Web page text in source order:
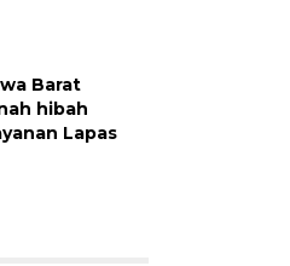
Barat
hibah
Lapas